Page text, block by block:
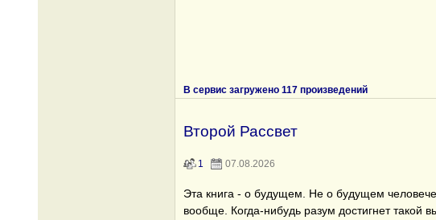
В сервис загружено 117 произведений
Второй Рассвет
1 07.08.2026
Эта книга - о будущем. Не о будущем
вообще. Когда-нибудь разум достигнет такой